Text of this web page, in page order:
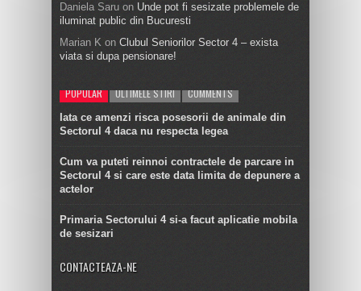
Daniela Saru on Unde pot fi sesizate problemele de
iluminat public din Bucuresti
Marian K on Clubul Seniorilor Sector 4 – exista
viata si dupa pensionare!
POPULAR ULTIMELE STIRI COMMENTS
Iata ce amenzi risca posesorii de animale din
Sectorul 4 daca nu respecta legea
Cum va puteti reinnoi contractele de parcare in
Sectorul 4 si care este data limita de depunere a
actelor
Primaria Sectorului 4 si-a facut aplicatie mobila
de sesizari
CONTACTEAZA-NE